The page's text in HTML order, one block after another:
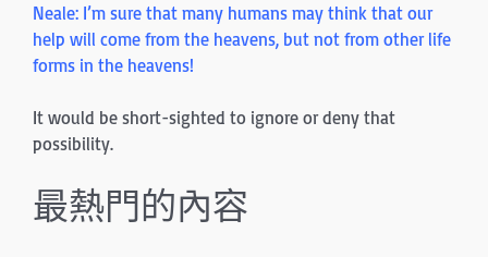
Neale: I’m sure that many humans may think that our
help will come from the heavens, but not from other life
forms in the heavens!
It would be short-sighted to ignore or deny that
possibility.
最熱門的內容